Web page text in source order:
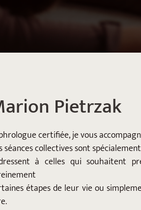
Pietrzak
certifiée, je vous
séances collectives sont
à celles qui souhaitent
étapes de leur vie ou